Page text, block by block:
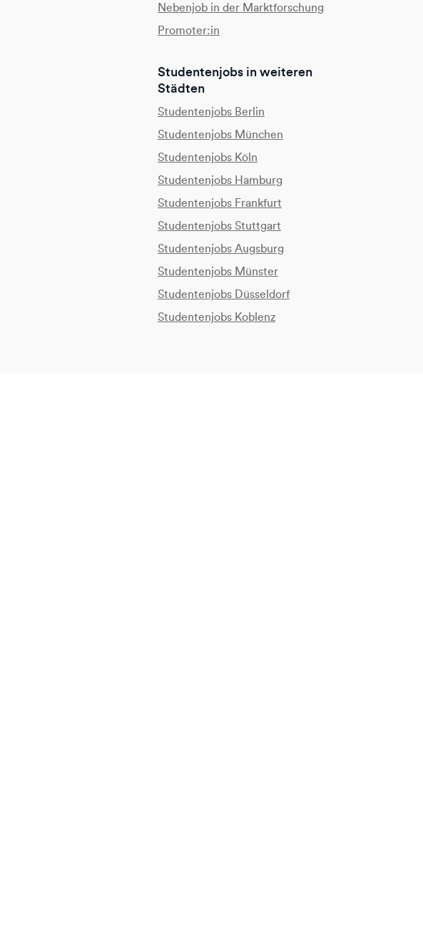
Nebenjob in der Marktforschung
Promoter:in
Studentenjobs in weiteren
Städten
Studentenjobs Berlin
Studentenjobs München
Studentenjobs Köln
Studentenjobs Hamburg
Studentenjobs Frankfurt
Studentenjobs Stuttgart
Studentenjobs Augsburg
Studentenjobs Münster
Studentenjobs Düsseldorf
Studentenjobs Koblenz